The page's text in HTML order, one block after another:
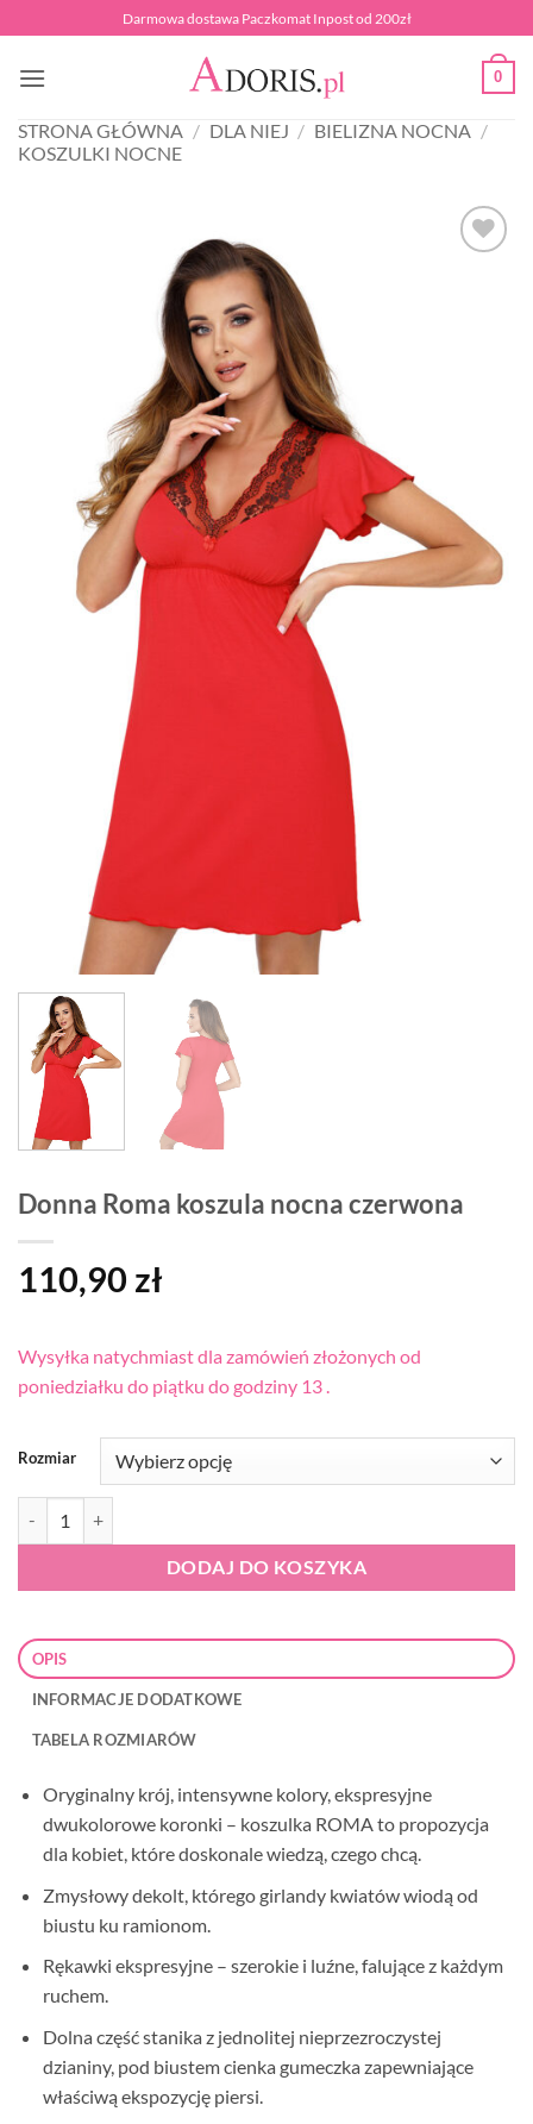
do
zawartości
Darmowa dostawa Paczkomat Inpost od 200zł
0
STRONA GŁÓWNA / DLA NIEJ / BIELIZNA NOCNA /
KOSZULKI NOCNE
Donna Roma koszula nocna czerwona
110,90 zł
Wysyłka natychmiast dla zamówień złożonych od
poniedziałku do piątku do godziny 13 .
Rozmiar
DODAJ DO KOSZYKA
OPIS
INFORMACJE DODATKOWE
TABELA ROZMIARÓW
Oryginalny krój, intensywne kolory, ekspresyjne
dwukolorowe koronki – koszulka ROMA to propozycja
dla kobiet, które doskonale wiedzą, czego chcą.
Zmysłowy dekolt, którego girlandy kwiatów wiodą od
biustu ku ramionom.
Rękawki ekspresyjne – szerokie i luźne, falujące z każdym
ruchem.
Dolna część stanika z jednolitej nieprzezroczystej
dzianiny, pod biustem cienka gumeczka zapewniające
właściwą ekspozycję piersi.